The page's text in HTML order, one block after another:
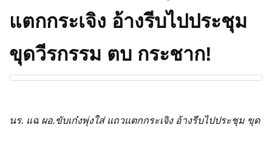
แตกกระเจิง อ้างรีบไปประชุม
ขุดวีรกรรม ตบ กระชาก!
นร. แฉ ผอ.ขับเก๋งพุ่งใส่ แถวแตกกระเจิง อ้างรีบไปประชุม ขุด